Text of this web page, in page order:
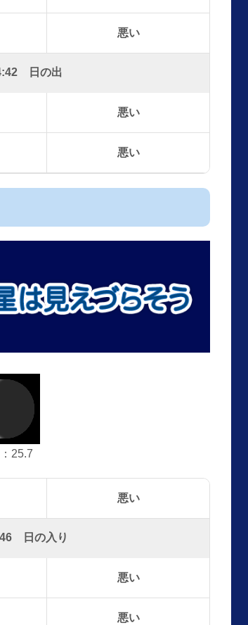
悪い
日の出
悪い
悪い
25.7
悪い
日の入り
悪い
悪い